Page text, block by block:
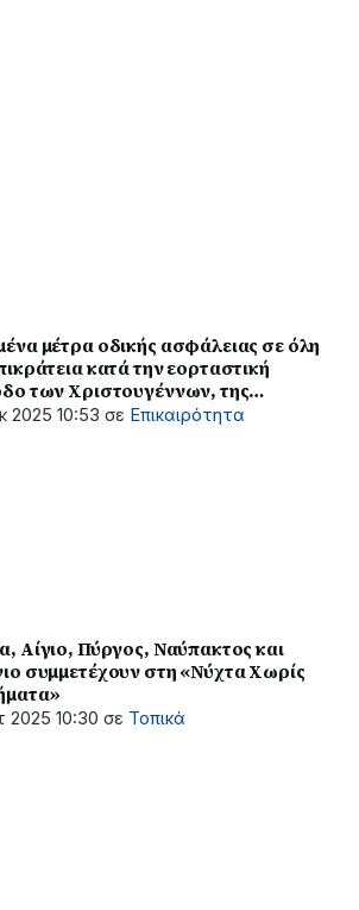
μέτρα οδικής ασφάλειας σε όλη
κατά την εορταστική
των Χριστουγέννων, της
και των Θεοφανείων
2025 10:53 σε Επικαιρότητα
Αίγιο, Πύργος, Ναύπακτος και
συμμετέχουν στη «Νύχτα Χωρίς
2025 10:30 σε Τοπικά